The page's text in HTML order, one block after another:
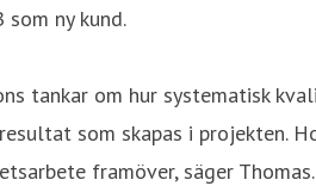
som ny kund.
tankar om hur systematisk
som skapas i projekten.
framöver, säger Thomas.